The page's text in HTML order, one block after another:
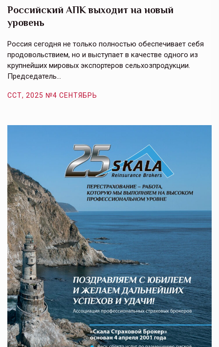
Российский АПК выходит на новый
уровень
Россия сегодня не только полностью обеспечивает себя
продовольствием, но и выступает в качестве одного из
крупнейших мировых экспортеров сельхозпродукции.
Председатель…
ССТ, 2025 №4 СЕНТЯБРЬ